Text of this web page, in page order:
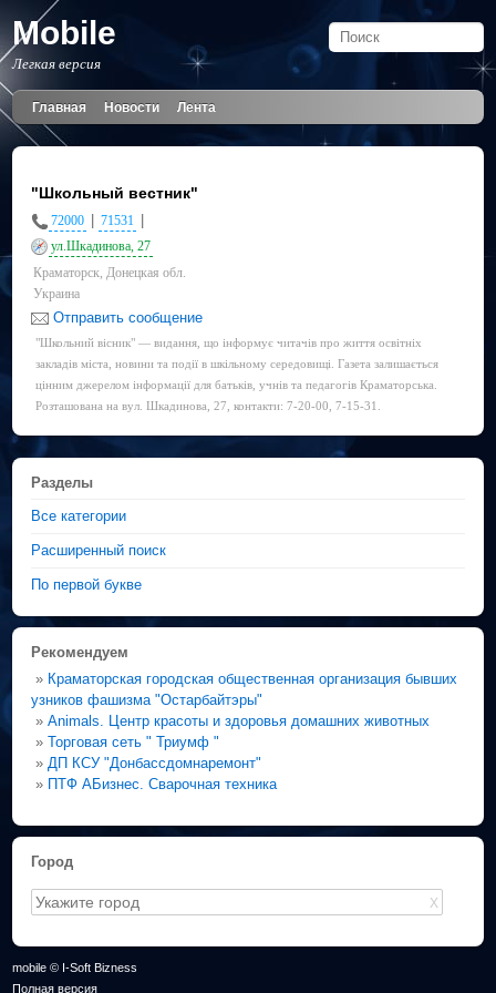
Mobile
Легкая версия
Главная Новости Лента
"Школьный вестник"
72000 71531
ул.Шкадинова, 27
Краматорск, Донецкая обл.
Украина
Отправить сообщение
"Школьний вісник" — видання, що інформує читачів про життя освітніх
закладів міста, новини та події в шкільному середовищі. Газета залишається
цінним джерелом інформації для батьків, учнів та педагогів Краматорська.
Розташована на вул. Шкадинова, 27, контакти: 7-20-00, 7-15-31.
Разделы
Все категории
Расширенный поиск
По первой букве
Рекомендуем
» Краматорская городская общественная организация бывших
узников фашизма "Остарбайтэры"
»Animals. Центр красоты и здоровья домашних животных
»Торговая сеть " Триумф "
» ДП КСУ "Донбассдомнаремонт"
» ПТФ АБизнес. Сварочная техника
Город
X
mobile © I-Soft Bizness
Полная версия